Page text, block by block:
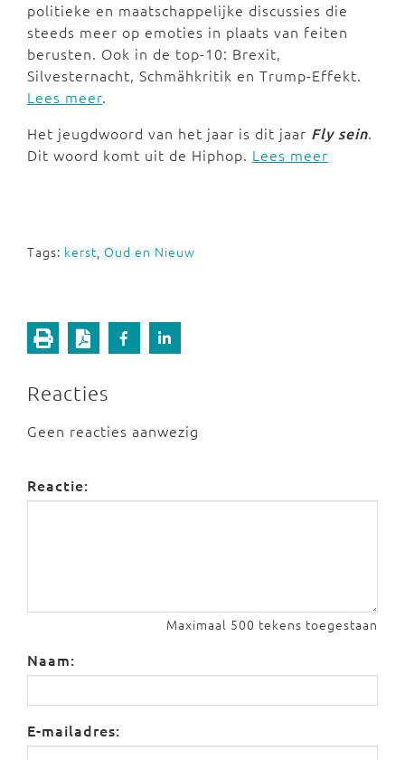
politieke en maatschappelijke discussies die
steeds meer op emoties in plaats van feiten
berusten. Ook in de top-10: Brexit,
Silvesternacht, Schmähkritik en Trump-Effekt.
Lees meer.
Het jeugdwoord van het jaar is dit jaar Fly sein.
Dit woord komt uit de Hiphop. Lees meer
Tags: kerst, Oud en Nieuw
Reacties
Geen reacties aanwezig
Reactie:
Maximaal 500 tekens toegestaan
Naam:
E-mailadres: